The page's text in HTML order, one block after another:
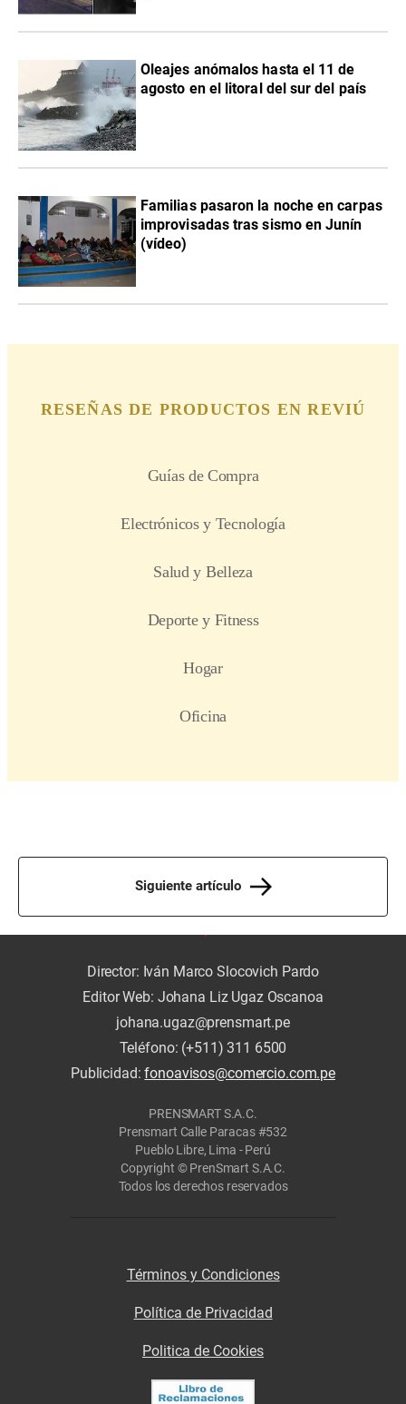
Oleajes anómalos hasta el 11 de
agosto en el litoral del sur del país
Familias pasaron la noche en carpas
improvisadas tras sismo en Junín
(vídeo)
Siguiente artículo
Director: Iván Marco Slocovich Pardo
Editor Web: Johana Liz Ugaz Oscanoa
johana.ugaz@prensmart.pe
Teléfono: (+511) 311 6500
Publicidad:fonoavisos@comercio.com.pe
PRENSMART S.A.C.
Prensmart Calle Paracas #532
Pueblo Libre, Lima - Perú
Copyright © PrenSmart S.A.C.
Todos los derechos reservados
Términos y Condiciones
Política de Privacidad
Politica de Cookies